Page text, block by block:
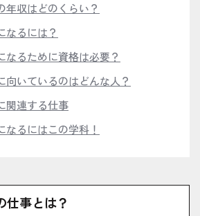
年収はどのくらい？
なるには？
なるために資格は必要？
向いているのはどんな人？
関連する仕事
なるにはこの学科！
仕事とは？